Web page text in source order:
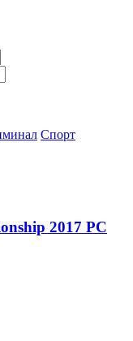
Спорт
2017 PC